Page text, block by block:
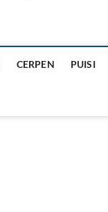
CERPEN PUISI